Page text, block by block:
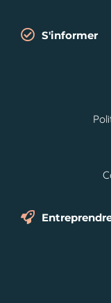
S'informer